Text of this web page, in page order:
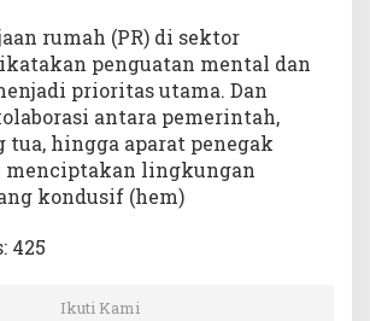
rumah (PR) di sektor
penguatan mental dan
prioritas utama. Dan
antara pemerintah,
tua, hingga aparat penegak
menciptakan lingkungan
kondusif (hem)
425
Ikuti Kami